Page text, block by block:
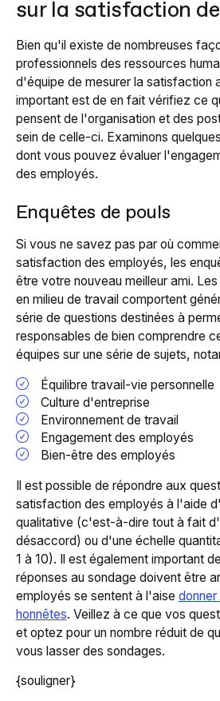
sur la satisfaction
Bien qu'il existe de nombreuses
professionnels des ressources
d'équipe de mesurer la satisfaction
important est de en faitvérifiez ce
pensent de l'organisation et des
sein de celle-ci. Examinons
dont vous pouvez évaluer
des employés.
Enquêtes de pouls
Si vous ne savez pas par où
satisfaction des employés, les
être votre nouveau meilleur ami.
en milieu de travail comportent
série de questions destinées à
responsables de bien comprendre
équipes sur une série de sujets,
Équilibre travail-vie personnelle
Culture d'entreprise
Environnement de travail
Engagement des employés
Bien-être des employés
Il est possible de répondre aux
satisfaction des employés à l'aide
qualitative (c'est-à-dire tout à fait
désaccord) ou d'une échelle
1 à 10). Il est également important
réponses au sondage doivent être
employés se sentent à l'aise
honnêtes. Veillez à ce que vos
et optez pour un nombre réduit de
vous lasser des sondages.
{souligner}